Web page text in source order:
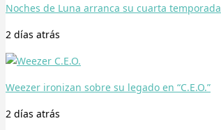
Noches de Luna arranca su cuarta temporada
2 días atrás
Weezer ironizan sobre su legado en “C.E.O.”
2 días atrás